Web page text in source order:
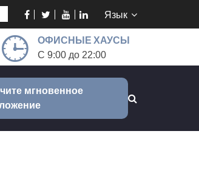
Язык
ОФИСНЫЕ ХАУСЫ
С 9:00 до 22:00
мгновенное